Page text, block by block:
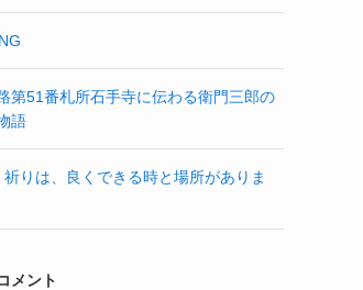
第51番札所石手寺に伝わる衛門三郎の
語
りは、良くできる時と場所がありま
メント